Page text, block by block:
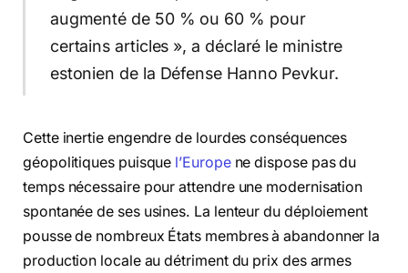
augmenté de 50 % ou 60 % pour
certains articles », a déclaré le ministre
estonien de la Défense Hanno Pevkur.
Cette inertie engendre de lourdes conséquences
géopolitiques puisque l’Europene dispose pas du
temps nécessaire pour attendre une modernisation
spontanée de ses usines. La lenteur du déploiement
pousse de nombreux États membres à abandonner la
production locale au détriment du prix des armes